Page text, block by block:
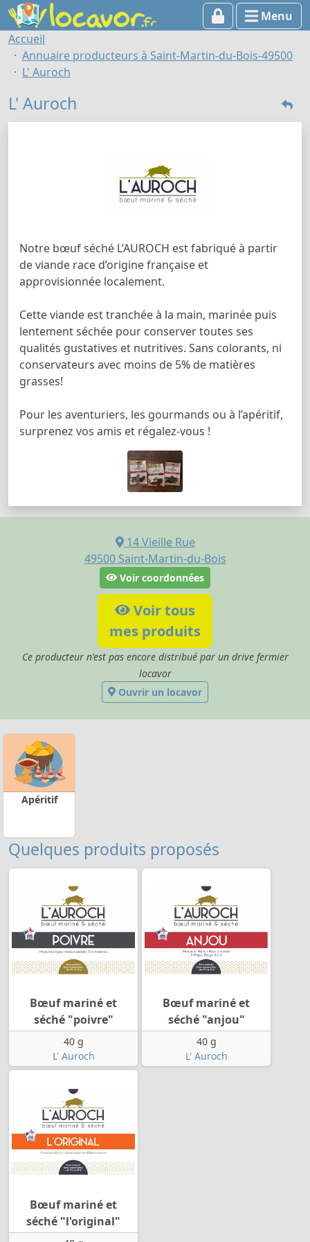
Menu
Accueil
Annuaire producteurs à Saint-Martin-du-Bois-49500
L' Auroch
L' Auroch
Notre bœuf séché L’AUROCH est fabriqué à partir
de viande race d’origine française et
approvisionnée localement.
Cette viande est tranchée à la main, marinée puis
lentement séchée pour conserver toutes ses
qualités gustatives et nutritives. Sans colorants, ni
conservateurs avec moins de 5% de matières
grasses!
Pour les aventuriers, les gourmands ou à l’apéritif,
surprenez vos amis et régalez-vous !
14 Vieille Rue
49500 Saint-Martin-du-Bois
Voir coordonnées
Voir tous
mes produits
Ce producteur n'est pas encore distribué par un drive fermier
locavor
Ouvrir un locavor
Apéritif
Quelques produits proposés
Bœuf mariné et
séché "poivre"
40 g
L' Auroch
Bœuf mariné et
séché "anjou"
40 g
L' Auroch
Bœuf mariné et
séché "l'original"